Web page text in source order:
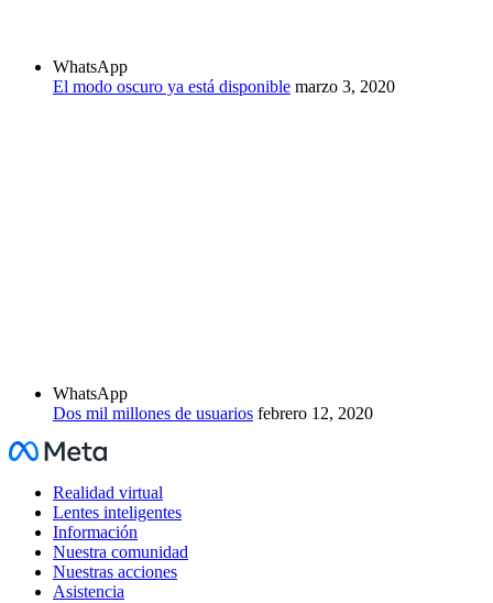
WhatsApp
El modo oscuro ya está disponible marzo 3, 2020
WhatsApp
Dos mil millones de usuarios febrero 12, 2020
Facebook
Realidad virtual
Lentes inteligentes
Información
Nuestra comunidad
Nuestras acciones
Asistencia